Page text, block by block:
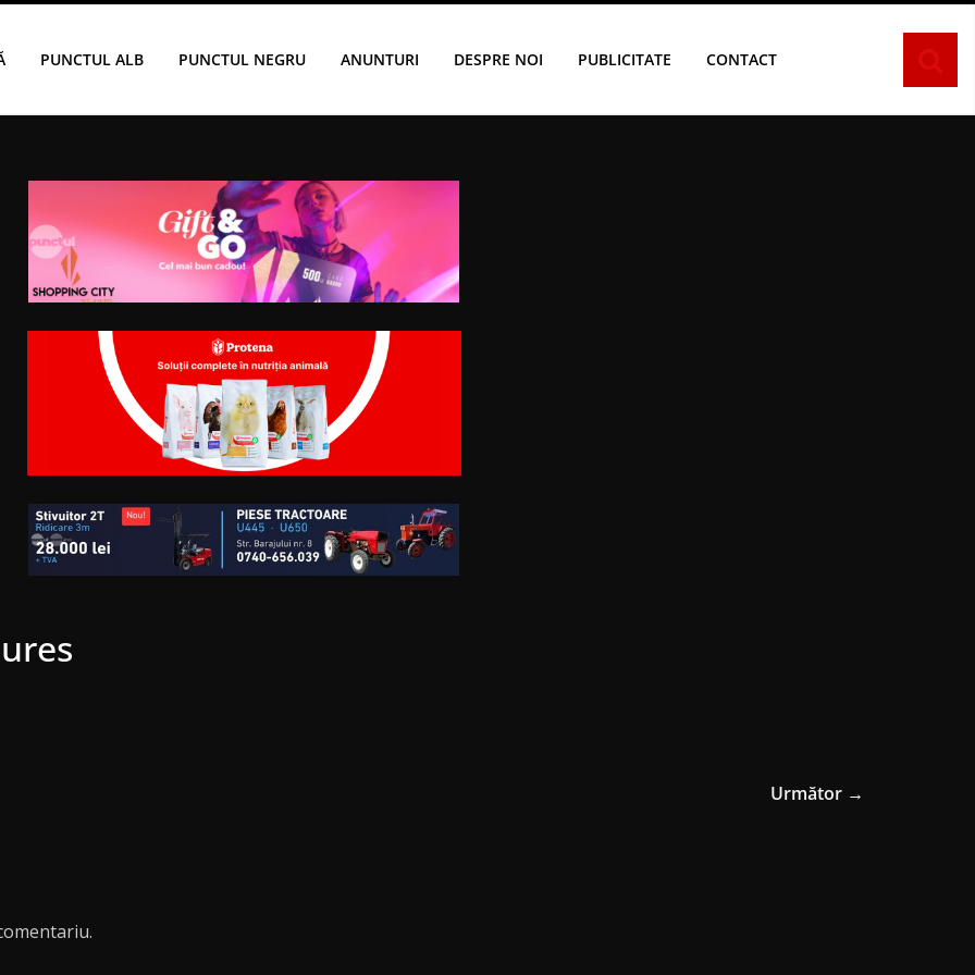
PUNCTUL ALB PUNCTUL NEGRU ANUNTURI DESPRE NOI PUBLICITATE CONTACT
Următor →